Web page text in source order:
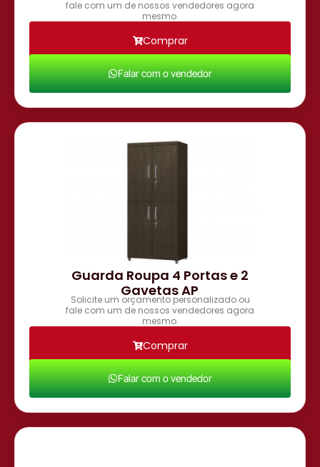
fale com um de nossos vendedores agora
mesmo.
Comprar
Falar com o vendedor
Guarda Roupa 4 Portas e 2
Gavetas AP
Solicite um orçamento personalizado ou
fale com um de nossos vendedores agora
mesmo.
Comprar
Falar com o vendedor